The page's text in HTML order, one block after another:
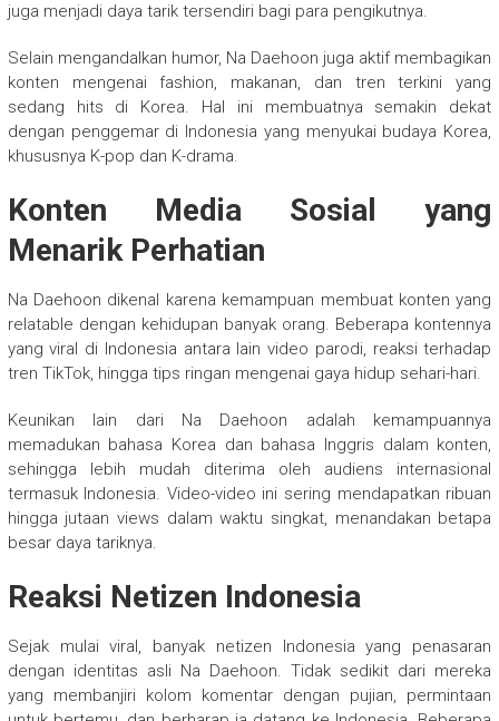
juga menjadi daya tarik tersendiri bagi para pengikutnya.
Selain mengandalkan humor, Na Daehoon juga aktif membagikan
konten mengenai fashion, makanan, dan tren terkini yang
sedang hits di Korea. Hal ini membuatnya semakin dekat
dengan penggemar di Indonesia yang menyukai budaya Korea,
khususnya K-pop dan K-drama.
Konten Media Sosial yang
Menarik Perhatian
Na Daehoon dikenal karena kemampuan membuat konten yang
relatable dengan kehidupan banyak orang. Beberapa kontennya
yang viral di Indonesia antara lain video parodi, reaksi terhadap
tren TikTok, hingga tips ringan mengenai gaya hidup sehari-hari.
Keunikan lain dari Na Daehoon adalah kemampuannya
memadukan bahasa Korea dan bahasa Inggris dalam konten,
sehingga lebih mudah diterima oleh audiens internasional
termasuk Indonesia. Video-video ini sering mendapatkan ribuan
hingga jutaan views dalam waktu singkat, menandakan betapa
besar daya tariknya.
Reaksi Netizen Indonesia
Sejak mulai viral, banyak netizen Indonesia yang penasaran
dengan identitas asli Na Daehoon. Tidak sedikit dari mereka
yang membanjiri kolom komentar dengan pujian, permintaan